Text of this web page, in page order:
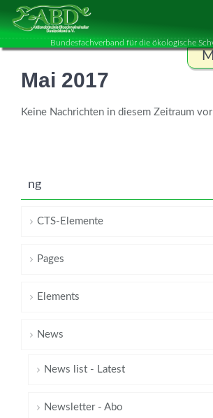
Bundesfachverband für die ökologische
Mai 2017
Keine Nachrichten in diesem Zeitraum
ng
CTS-Elemente
Pages
Elements
News
News list - Latest
Newsletter - Abo